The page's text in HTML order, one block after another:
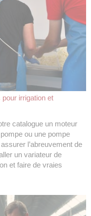
pour irrigation et
catalogue un moteur
ou une pompe
l’abreuvement de
un variateur de
et faire de vraies